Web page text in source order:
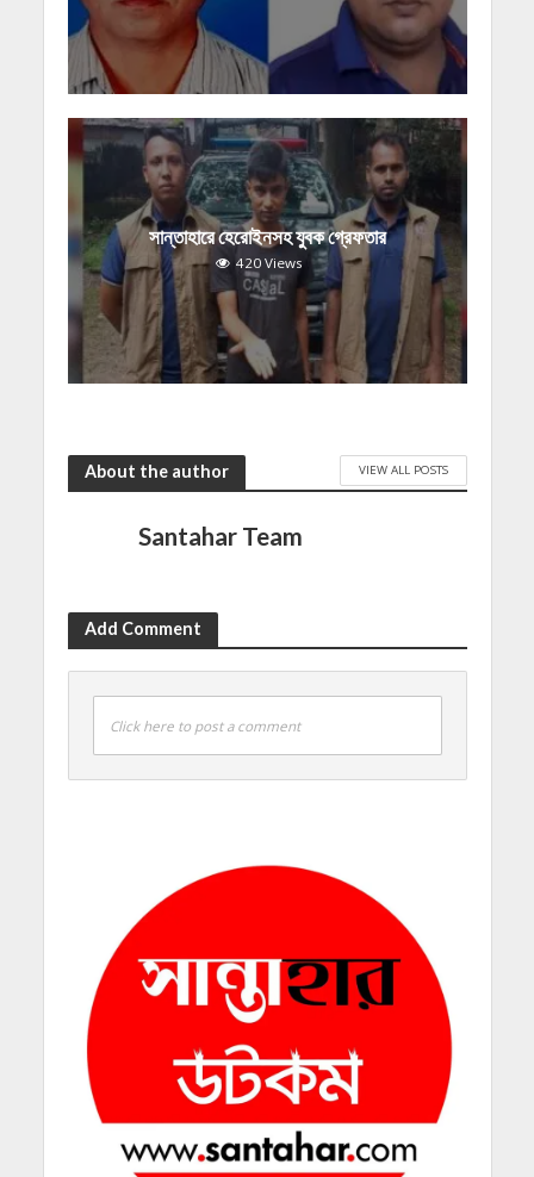
সান্তাহারে হেরোইনসহ যুবক গ্রেফতার
420 Views
About the author VIEW ALL POSTS
Santahar Team
Add Comment
Click here to post a comment